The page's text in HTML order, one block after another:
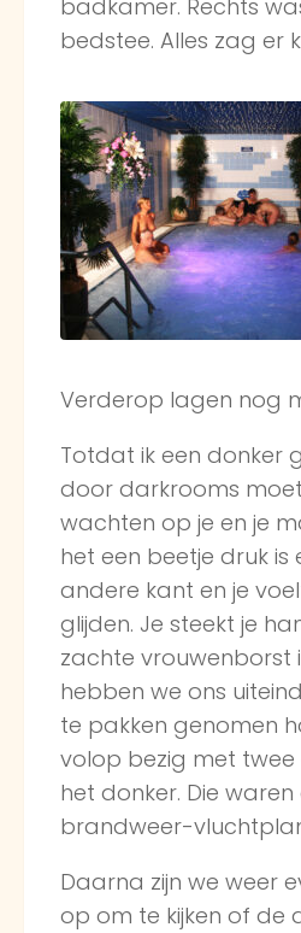
badkamer. Rechts
bedstee. Alles zag er
Verderop lagen nog
Totdat ik een donker
door darkrooms
wachten op je en je
het een beetje druk
andere kant en je
glijden. Je steekt je
zachte vrouwenborst
hebben we ons
te pakken genomen
volop bezig met
het donker. Die
brandweer-
Daarna zijn we weer
op om te kijken of de